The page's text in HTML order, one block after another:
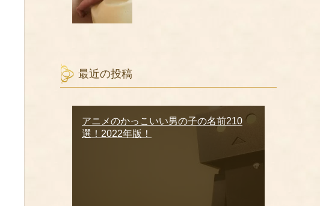
最近の投稿
アニメのかっこいい男の子の名前210
選！2022年版！